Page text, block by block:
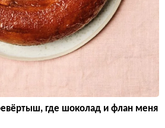
где шоколад и флан меня